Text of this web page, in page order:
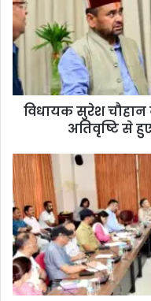
विधायक सुरेश चौहान
अतिवृष्टि से